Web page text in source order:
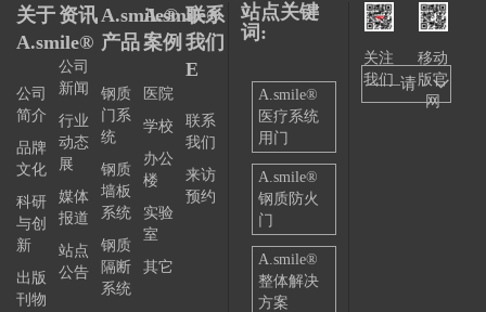
关于
A.smile®
公司
简介
品牌
文化
科研
与创
新
出版
刊物
资讯
公司
新闻
行业
动态
展
媒体
报道
站点
公告
A.smile®
产品
钢质
门系
统
钢质
墙板
系统
钢质
隔断
系统
A.smile®
案例
医院
学校
办公
楼
实验
室
其它
联系
我们
E
联系
我们
来访
预约
站点关键
词:
A.smile®
医疗系统
用门
A.smile®
钢质防火
门
A.smile®
整体解决
方案
关注
我们
移动
版官
网
——请